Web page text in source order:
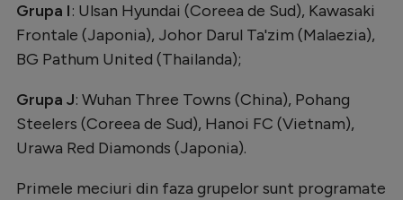
Grupa I: Ulsan Hyundai (Coreea de Sud), Kawasaki
Frontale (Japonia), Johor Darul Ta'zim (Malaezia),
BG Pathum United (Thailanda);
Grupa J: Wuhan Three Towns (China), Pohang
Steelers (Coreea de Sud), Hanoi FC (Vietnam),
Urawa Red Diamonds (Japonia).
Primele meciuri din faza grupelor sunt programate